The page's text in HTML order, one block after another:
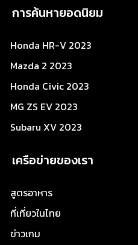
การค้นหายอดนิยม
Honda HR-V 2023
Mazda 2 2023
Honda Civic 2023
MG ZS EV 2023
Subaru XV 2023
เครือข่ายของเรา
สูตรอาหาร
ที่เที่ยวในไทย
ข่าวเกม